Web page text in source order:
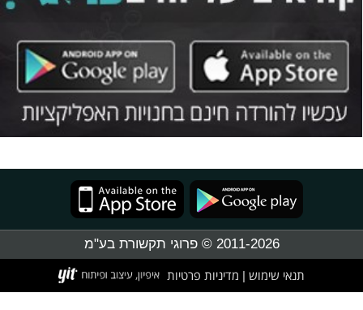
2011-2026 © פרוגי תקשורת בע"מ
תנאי שימוש מדיניות פרטיות